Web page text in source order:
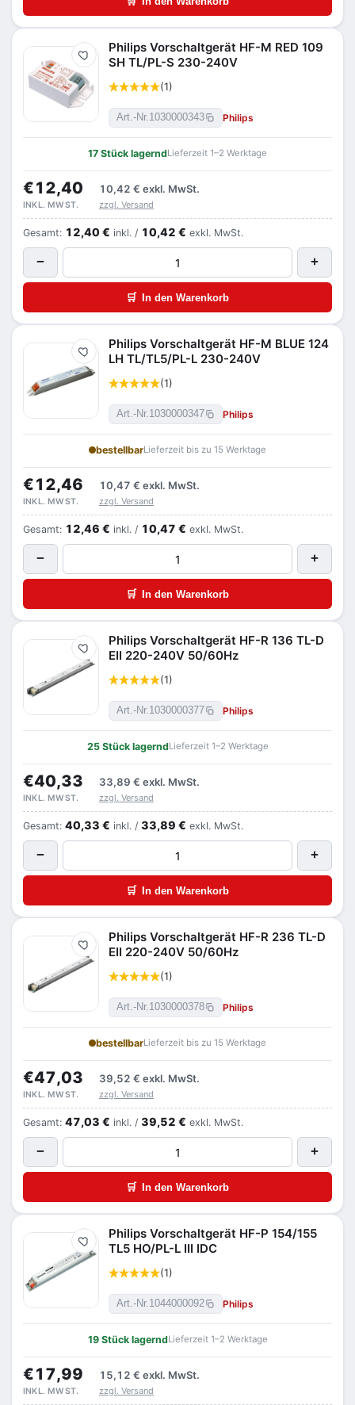
Merken
Philips Vorschaltgerät HF-M RED 109
SH TL/PL-S 230-240V
(1)
Art.-Nr.1030000343 Philips
17 Stück lagerndLieferzeit 1–2 Werktage
€12,40 10,42 € exkl. MwSt.
INKL. MWST. zzgl. Versand
Gesamt: 12,40 € inkl. / 10,42 € exkl. MwSt.
− +
🛒 In den Warenkorb
Merken
Philips Vorschaltgerät HF-M BLUE 124
LH TL/TL5/PL-L 230-240V
(1)
Art.-Nr.1030000347 Philips
bestellbarLieferzeit bis zu 15 Werktage
€12,46 10,47 € exkl. MwSt.
INKL. MWST. zzgl. Versand
Gesamt: 12,46 € inkl. / 10,47 € exkl. MwSt.
− +
🛒 In den Warenkorb
Merken
Philips Vorschaltgerät HF-R 136 TL-D
EII 220-240V 50/60Hz
(1)
Art.-Nr.1030000377 Philips
25 Stück lagerndLieferzeit 1–2 Werktage
€40,33 33,89 € exkl. MwSt.
INKL. MWST. zzgl. Versand
Gesamt: 40,33 € inkl. / 33,89 € exkl. MwSt.
− +
🛒 In den Warenkorb
Merken
Philips Vorschaltgerät HF-R 236 TL-D
EII 220-240V 50/60Hz
(1)
Art.-Nr.1030000378 Philips
bestellbarLieferzeit bis zu 15 Werktage
€47,03 39,52 € exkl. MwSt.
INKL. MWST. zzgl. Versand
Gesamt: 47,03 € inkl. / 39,52 € exkl. MwSt.
− +
🛒 In den Warenkorb
Merken
Philips Vorschaltgerät HF-P 154/155
TL5 HO/PL-L III IDC
(1)
Art.-Nr.1044000092 Philips
19 Stück lagerndLieferzeit 1–2 Werktage
€17,99 15,12 € exkl. MwSt.
INKL. MWST. zzgl. Versand